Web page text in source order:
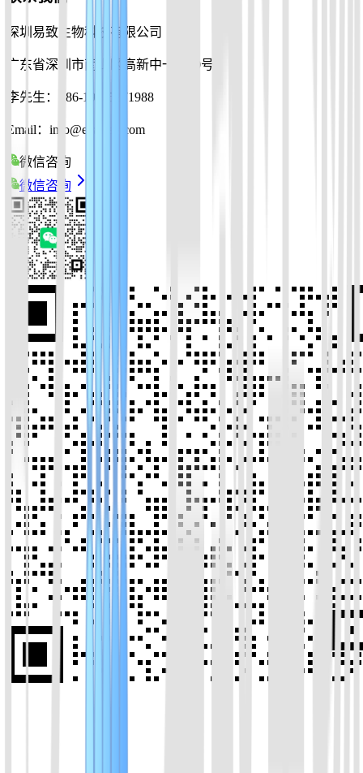
深圳易致生物科技有限公司
广东省深圳市南山区高新中一道10号
李先生：+86-19925271988
Email：info@ezassay.com
微信咨询
微信咨询